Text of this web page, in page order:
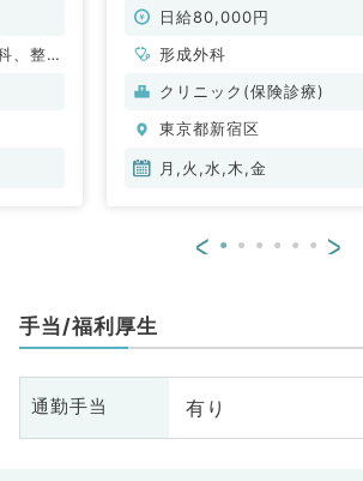
、整形
老年内
ック、
膠原病
日給80,000円
形成外科
クリニック(保険診療)
東京都新宿区
月,火,水,木,金
< >
手当/福利厚生
通勤手当 有り